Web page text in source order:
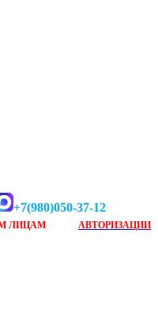
+7(980)050-37-12
ЛИЦАМ АВТОРИЗАЦИИ